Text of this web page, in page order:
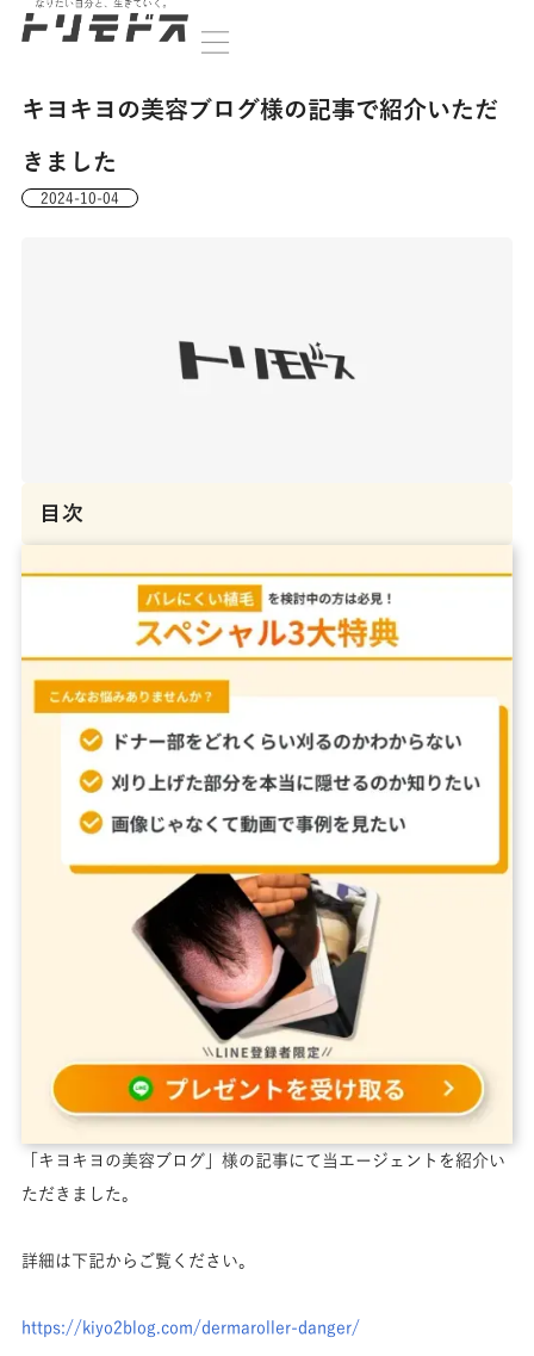
キヨキヨの美容ブログ様の記事で紹介いただ
きました
2024-10-04
目次
「キヨキヨの美容ブログ」様の記事にて当エージェントを紹介い
ただきました。
詳細は下記からご覧ください。
https://kiyo2blog.com/dermaroller-danger/